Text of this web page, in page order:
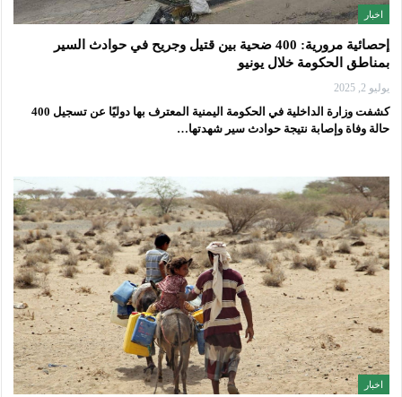
اخبار
إحصائية مرورية: 400 ضحية بين قتيل وجريح في حوادث السير
بمناطق الحكومة خلال يونيو
يوليو 2, 2025
كشفت وزارة الداخلية في الحكومة اليمنية المعترف بها دوليًا عن تسجيل 400
حالة وفاة وإصابة نتيجة حوادث سير شهدتها…
اخبار